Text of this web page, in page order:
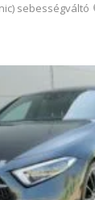
sebességváltó